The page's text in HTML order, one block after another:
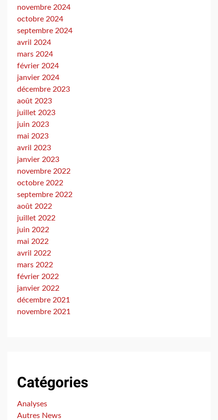
novembre 2024
octobre 2024
septembre 2024
avril 2024
mars 2024
février 2024
janvier 2024
décembre 2023
août 2023
juillet 2023
juin 2023
mai 2023
avril 2023
janvier 2023
novembre 2022
octobre 2022
septembre 2022
août 2022
juillet 2022
juin 2022
mai 2022
avril 2022
mars 2022
février 2022
janvier 2022
décembre 2021
novembre 2021
Catégories
Analyses
Autres News